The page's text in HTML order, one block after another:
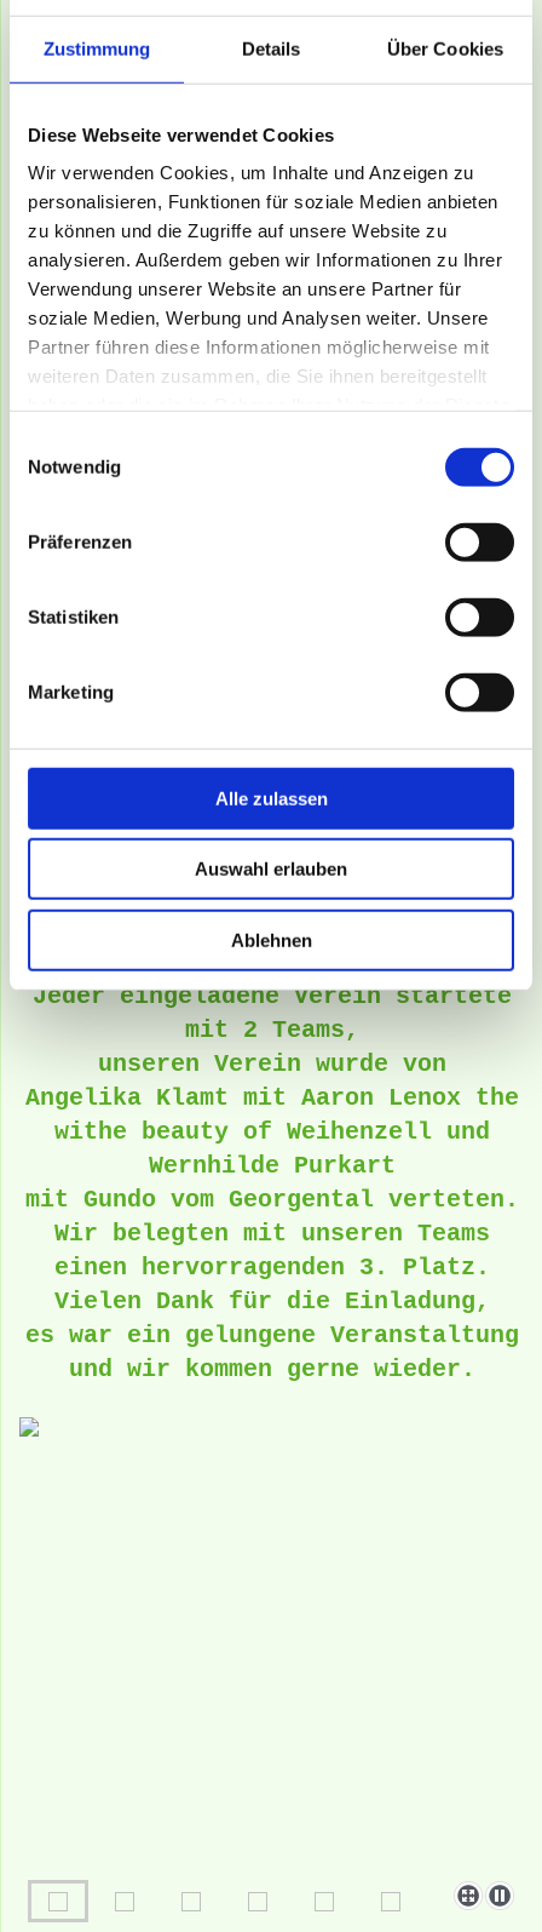
Zustimmung Details Über Cookies
Diese Webseite verwendet Cookies
Wir verwenden Cookies, um Inhalte und Anzeigen zu
personalisieren, Funktionen für soziale Medien anbieten
zu können und die Zugriffe auf unsere Website zu
analysieren. Außerdem geben wir Informationen zu Ihrer
Verwendung unserer Website an unsere Partner für
soziale Medien, Werbung und Analysen weiter. Unsere
Partner führen diese Informationen möglicherweise mit
weiteren Daten zusammen, die Sie ihnen bereitgestellt
Notwendig
Präferenzen
Statistiken
Marketing
Alle zulassen
Auswahl erlauben
Ablehnen
Am 28.08.2016 nahm unser Verein
an der Jubiläums-
Tunierhundesportveranstaltung
des
Hundevereins Sonneberg/Neufang
e.V. (Thüringen)teil.
Jeder eingeladene Verein startete
mit 2 Teams,
unseren Verein wurde von
Angelika Klamt mit Aaron Lenox the
withe beauty of Weihenzell und
Wernhilde Purkart
mit Gundo vom Georgental verteten.
Wir belegten mit unseren Teams
einen hervorragenden 3. Platz.
Vielen Dank für die Einladung,
es war ein gelungene Veranstaltung
und wir kommen gerne wieder.